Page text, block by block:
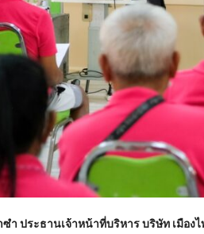
ำ ประธานเจ้าหน้าที่บริหาร บริษัท เมือ